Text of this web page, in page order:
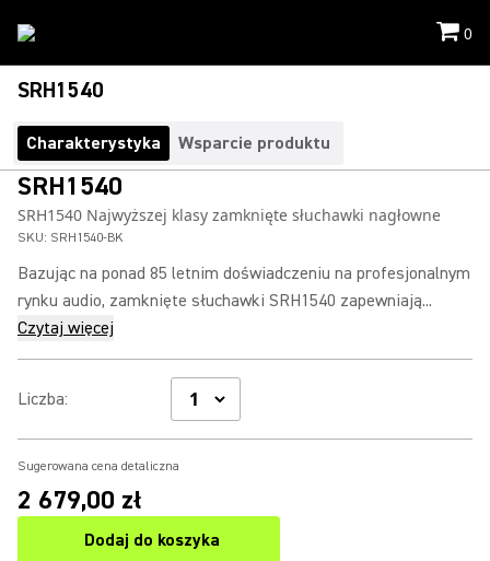
0
SRH1540
Charakterystyka Wsparcie produktu
SRH1540
SRH1540 Najwyższej klasy zamknięte słuchawki nagłowne
SKU: SRH1540-BK
Bazując na ponad 85 letnim doświadczeniu na profesjonalnym
rynku audio, zamknięte słuchawki SRH1540 zapewniają...
Czytaj więcej
Liczba:
Sugerowana cena detaliczna
2 679,00 zł
Dodaj do koszyka